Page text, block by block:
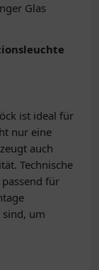
Glas
ist ideal für
nur eine
auch
Technische
für
sind, um